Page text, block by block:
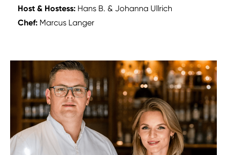
Host & Hostess: Hans B. & Johanna Ullrich
Chef: Marcus Langer